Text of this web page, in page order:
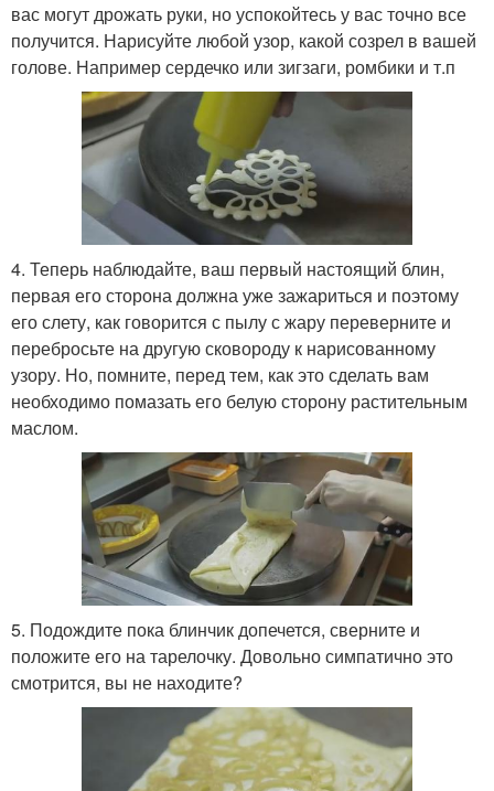
вас могут дрожать руки, но успокойтесь у вас точно все
получится. Нарисуйте любой узор, какой созрел в вашей
голове. Например сердечко или зигзаги, ромбики и т.п
4. Теперь наблюдайте, ваш первый настоящий блин,
первая его сторона должна уже зажариться и поэтому
его слету, как говорится с пылу с жару переверните и
перебросьте на другую сковороду к нарисованному
узору. Но, помните, перед тем, как это сделать вам
необходимо помазать его белую сторону растительным
маслом.
5. Подождите пока блинчик допечется, сверните и
положите его на тарелочку. Довольно симпатично это
смотрится, вы не находите?